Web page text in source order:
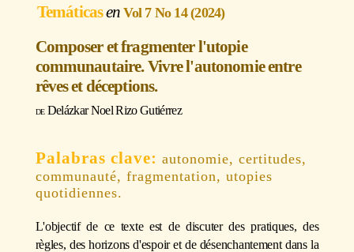
Temáticas Vol 7 No 14 (2024)
Composer et fragmenter l'utopie
communautaire. Vivre l'autonomie entre
rêves et déceptions.
Delázkar Noel Rizo Gutiérrez
autonomie, certitudes,
communauté, fragmentation, utopies
quotidiennes.
L'objectif de ce texte est de discuter des pratiques, des
règles, des horizons d'espoir et de désenchantement dans la